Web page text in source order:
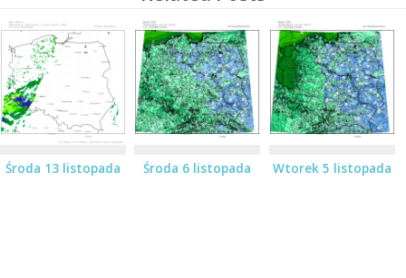
Środa 13 listopada Środa 6 listopada Wtorek 5 listopada